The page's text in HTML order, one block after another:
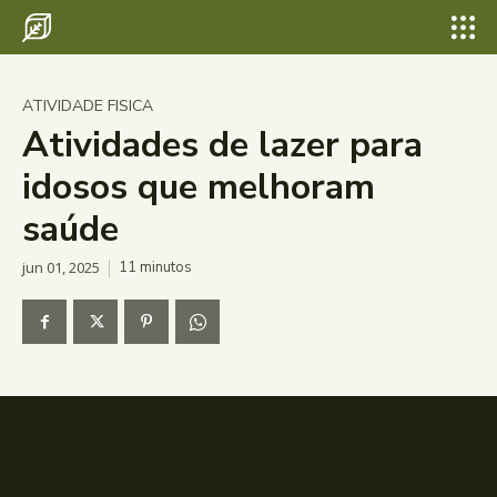
ATIVIDADE FISICA
Atividades de lazer para
idosos que melhoram
saúde
jun 01, 2025 11 minutos